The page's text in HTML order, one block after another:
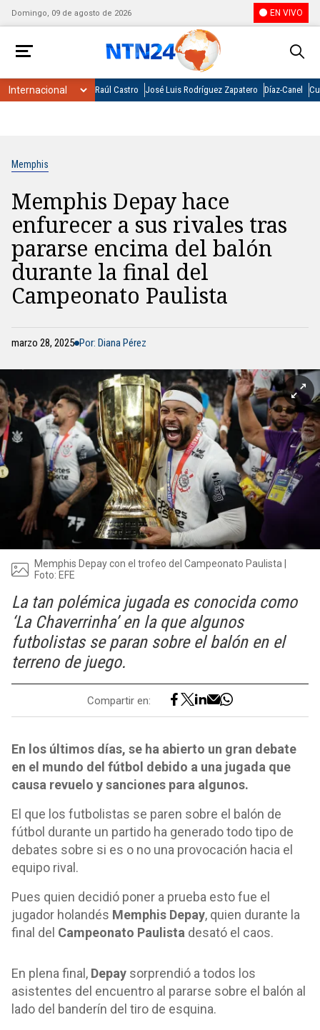
Domingo, 09 de agosto de 2026 EN VIVO
Raúl Castro José Luis Rodríguez Zapatero Díaz-Canel
Memphis
Memphis Depay hace
enfurecer a sus rivales tras
pararse encima del balón
durante la final del
Campeonato Paulista
marzo 28, 2025 Por: Diana Pérez
Memphis Depay con el trofeo del Campeonato Paulista |
Foto: EFE
La tan polémica jugada es conocida como
‘La Chaverrinha’ en la que algunos
futbolistas se paran sobre el balón en el
terreno de juego.
Compartir en:
En los últimos días, se ha abierto un gran debate
en el mundo del fútbol debido a una jugada que
causa revuelo y sanciones para algunos.
El que los futbolistas se paren sobre el balón de
fútbol durante un partido ha generado todo tipo de
debates sobre si es o no una provocación hacia el
equipo rival.
Pues quien decidió poner a prueba esto fue el
jugador holandés Memphis Depay, quien durante la
final del Campeonato Paulista desató el caos.
En plena final, Depay sorprendió a todos los
asistentes del encuentro al pararse sobre el balón al
lado del banderín del tiro de esquina.